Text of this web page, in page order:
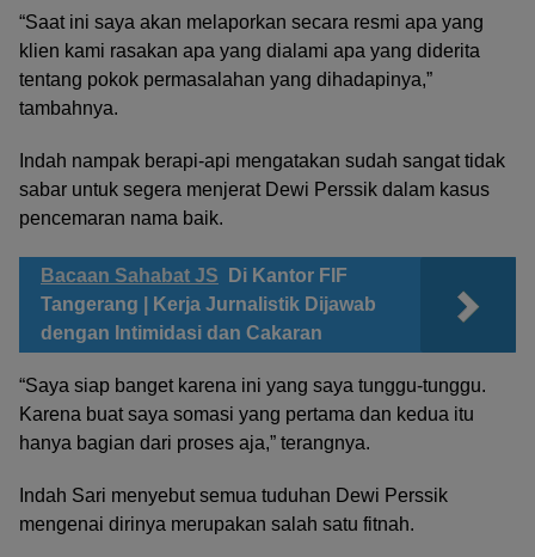
“Saat ini saya akan melaporkan secara resmi apa yang
klien kami rasakan apa yang dialami apa yang diderita
tentang pokok permasalahan yang dihadapinya,”
tambahnya.
Indah nampak berapi-api mengatakan sudah sangat tidak
sabar untuk segera menjerat Dewi Perssik dalam kasus
pencemaran nama baik.
Bacaan Sahabat JS
Di Kantor FIF
Tangerang | Kerja Jurnalistik Dijawab
dengan Intimidasi dan Cakaran
“Saya siap banget karena ini yang saya tunggu-tunggu.
Karena buat saya somasi yang pertama dan kedua itu
hanya bagian dari proses aja,” terangnya.
Indah Sari menyebut semua tuduhan Dewi Perssik
mengenai dirinya merupakan salah satu fitnah.